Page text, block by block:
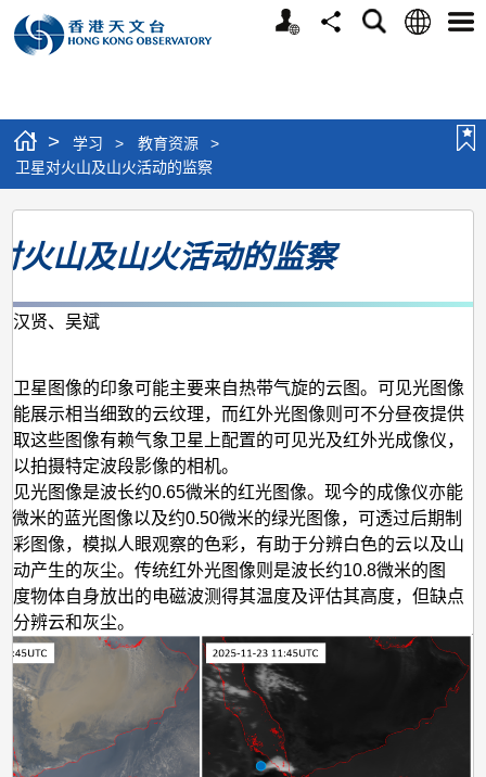
个
分
搜
语
选
> 学习 > 教育资源
>
卫星对火山及山火活动的监察
卫
星
火
及
山
火
活
动
的
监
察
火山及山火活动的监察
汉贤、吴斌
卫星图像的印象可能主要来自热带气旋的云图。可见光图像
能展示相当细致的云纹理，而红外光图像则可不分昼夜提供
取这些图像有赖气象卫星上配置的可见光及红外光成像仪，
以拍摄特定波段影像的相机。
见光图像是波长约0.65微米的红光图像。现今的成像仪亦能
微米的蓝光图像以及约0.50微米的绿光图像，可透过后期制
彩图像，模拟人眼观察的色彩，有助于分辨白色的云以及山
动产生的灰尘。传统红外光图像则是波长约10.8微米的图
度物体自身放出的电磁波测得其温度及评估其高度，但缺点
分辨云和灰尘。